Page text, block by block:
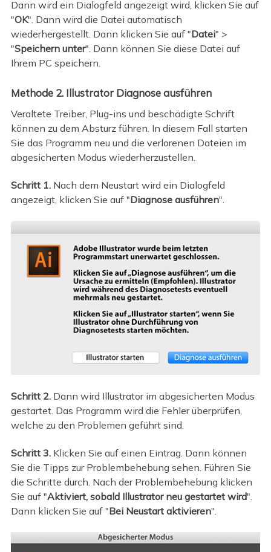
Dann wird ein Dialogfeld angezeigt wird, klicken Sie auf
"OK". Dann wird die Datei automatisch
wiederhergestellt. Dann klicken Sie auf "Datei" >
"Speichern unter". Dann können Sie diese Datei auf
Ihrem PC speichern.
Methode 2. Illustrator Diagnose ausführen
Veraltete Treiber, Plug-ins und beschädigte Schrift
können zu dem Absturz führen. In diesem Fall starten
Sie das Programm neu und die verlorenen Dateien im
abgesicherten Modus wiederherzustellen.
Schritt 1.Nach dem Neustart wird ein Dialogfeld
angezeigt, klicken Sie auf "Diagnose ausführen".
Schritt 2.Dann wird Illustrator im abgesicherten Modus
gestartet. Das Programm wird die Fehler überprüfen,
welche zu den Problemen geführt sind.
Schritt 3.Klicken Sie auf einen Eintrag. Dann können
Sie die Tipps zur Problembehebung sehen. Führen Sie
die Schritte durch. Nach der Problembehebung klicken
Sie auf "Aktiviert, sobald Illustrator neu gestartet wird".
Dann klicken Sie auf "Bei Neustart aktivieren".